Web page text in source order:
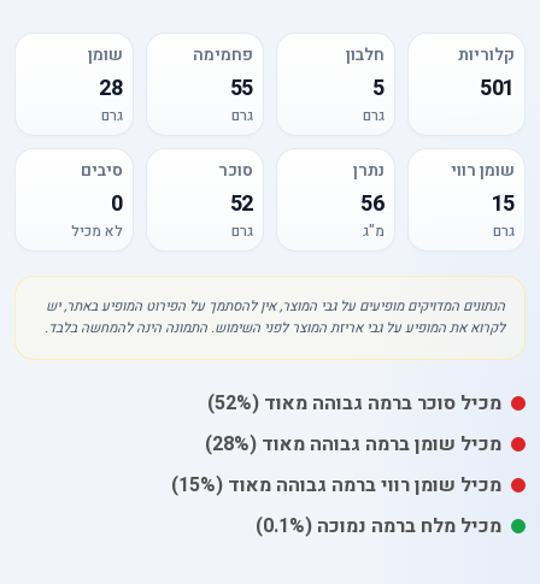
קלוריות
501
חלבון
5
גרם
פחמימה
55
גרם
שומן
28
גרם
שומן רווי
15
גרם
נתרן
56
מ"ג
סוכר
52
גרם
סיבים
0
לא מכיל
הנתונים המדויקים מופיעים על גבי המוצר, אין להסתמך על הפירוט המופיע באתר, יש
לקרוא את המופיע על גבי אריזת המוצר לפני השימוש. התמונה הינה להמחשה בלבד.
מכיל סוכר ברמה גבוהה מאוד (52%)
מכיל שומןברמה גבוהה מאוד (28%)
מכיל שומן רוויברמה גבוהה מאוד (15%)
מכיל מלח ברמה נמוכה (0.1%)